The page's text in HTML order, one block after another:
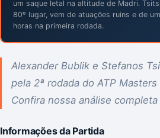
um saque letal na altitude de Madri.
80º lugar, vem de atuações ruins e de
horas na primeira rodada.
Alexander Bublik e Stefanos
pela 2ª rodada do ATP
Confira nossa análise
Informações da Partida